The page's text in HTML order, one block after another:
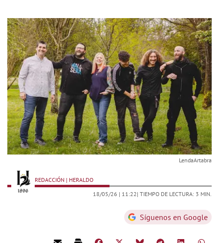
LendaArtabra
REDACCIÓN | HERALDO
18/05/26 | 11:22| TIEMPO DE LECTURA: 3 MIN.
Síguenos en Google